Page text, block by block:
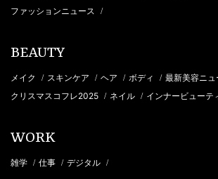
ファッションニュース /
BEAUTY
メイク / スキンケア / ヘア / ボディ / 最新美容ニュ
クリスマスコフレ2025 / ネイル / インナービューテ
WORK
雑学 / 仕事 / デジタル /